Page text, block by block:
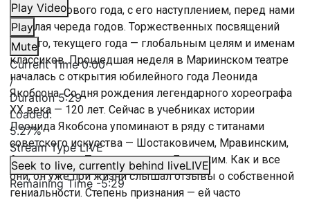
Play Video
Play
Mute
Current Time0:00
/
Duration5:29
Loaded:
5.27%
Stream TypeLIVE
Seek to live, currently behind liveLIVE
Remaining Time-5:29
С самого Нового года, с его наступлением, перед нами
— целая череда годов. Торжественных посвящений
нашего, текущего года — глобальным целям и именам
классиков. Прошедшая неделя в Мариинском театре
началась с открытия юбилейного года Леонида
Якобсона. Со дня рождения легендарного хореографа
ХХ века — 120 лет. Сейчас в учебниках истории
Леонида Якобсона упоминают в ряду с титанами
советского искусства — Шостаковичем, Мравинским,
Аникушиным, Товстоноговым, Бродским. Как и все
они, он уже при жизни слышал отзывы о собственной
гениальности. Степень признания — ей часто